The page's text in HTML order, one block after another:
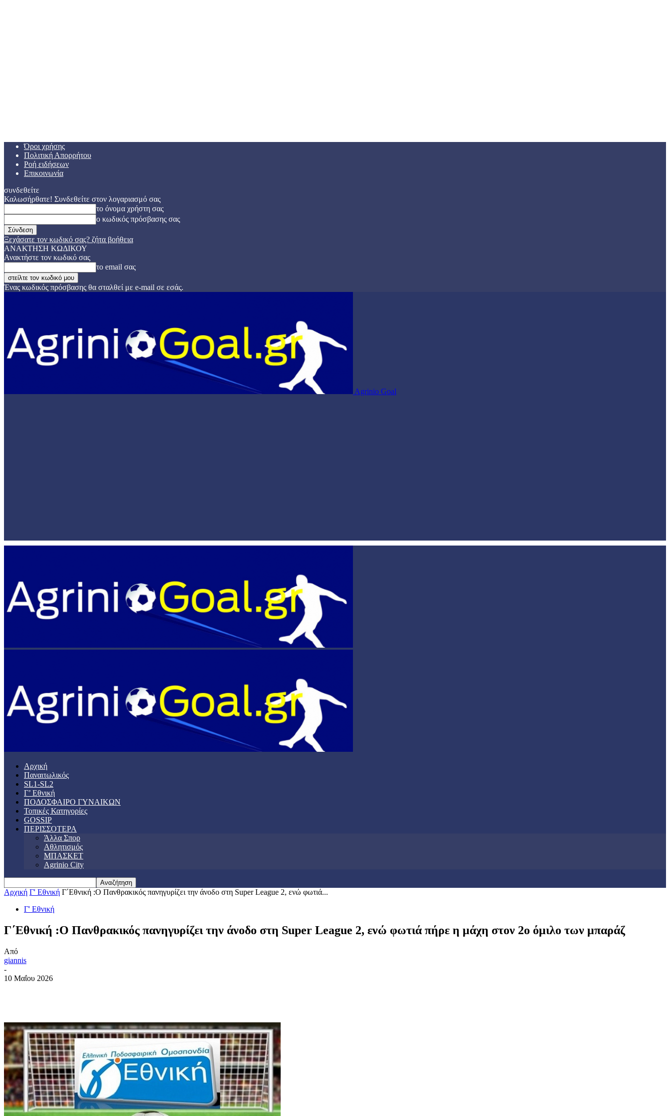
Όροι χρήσης
Πολιτική Απορρήτου
Ροή ειδήσεων
Επικοινωνία
συνδεθείτε
Καλωσήρθατε! Συνδεθείτε στον λογαριασμό σας
το όνομα χρήστη σας
ο κωδικός πρόσβασης σας
Ξεχάσατε τον κωδικό σας? ζήτα βοήθεια
ΑΝΑΚΤΗΣΗ ΚΩΔΙΚΟΥ
Ανακτήστε τον κωδικό σας
το email σας
Ένας κωδικός πρόσβασης θα σταλθεί με e-mail σε εσάς.
Agrinio Goal
Αρχική
Παναιτωλικός
SL1-SL2
Γ’ Εθνική
ΠΟΔΟΣΦΑΙΡΟ ΓΥΝΑΙΚΩΝ
Τοπικές Κατηγορίες
GOSSIP
ΠΕΡΙΣΣΟΤΕΡΑ
Άλλα Σπορ
Αθλητισμός
ΜΠΑΣΚΕΤ
Agrinio City
Αρχική Γ' Εθνική Γ΄Εθνική :Ο Πανθρακικός πανηγυρίζει την άνοδο στη Super League 2, ενώ φωτιά...
Γ' Εθνική
Γ΄Εθνική :Ο Πανθρακικός πανηγυρίζει την άνοδο στη Super League 2, ενώ φωτιά πήρε η μάχη στον 2ο όμιλο των μπαράζ
Από
giannis
-
10 Μαΐου 2026